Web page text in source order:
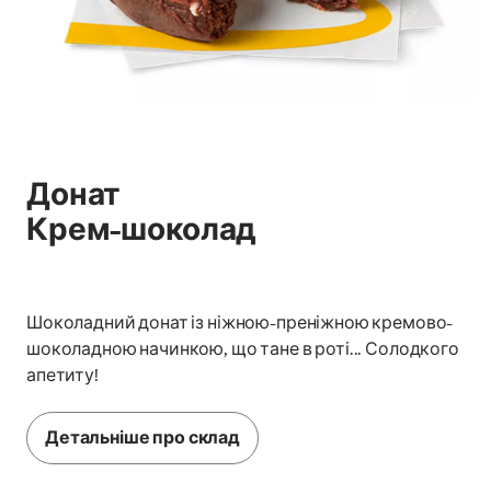
Донат
Крем-шоколад
Шоколадний донат із ніжною-преніжною кремово-
шоколадною начинкою, що тане в роті... Солодкого
апетиту!
Детальніше про склад